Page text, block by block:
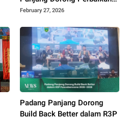
Sistem TPPK di Sekolah
February 27, 2026
Padang Panjang Dorong
Build Back Better dalam R3P